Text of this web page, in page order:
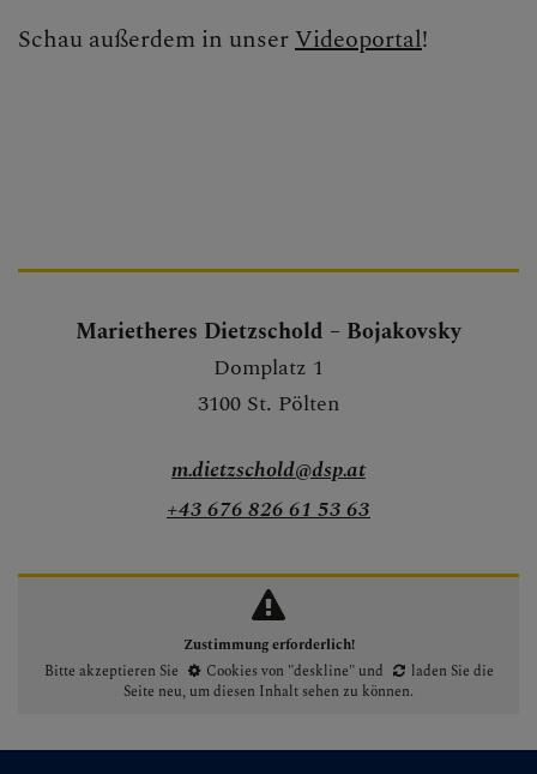
Schau außerdem in unserVideoportal!
Marietheres Dietzschold – Bojakovsky
Domplatz 1
3100 St. Pölten
m.dietzschold@dsp.at
+43 676 826 61 53 63
Zustimmung erforderlich!
Bitte akzeptieren Sie
Cookies von "deskline"und
laden Sie die
Seite neu, um diesen Inhalt sehen zu können.